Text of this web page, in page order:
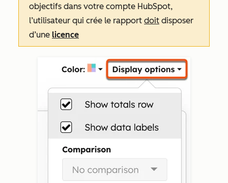
objectifs dans votre compte HubSpot,
l’utilisateur qui crée le rapport doit disposer
d’une licence